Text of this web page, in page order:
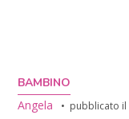
BAMBINO
Angela
pubblicato il